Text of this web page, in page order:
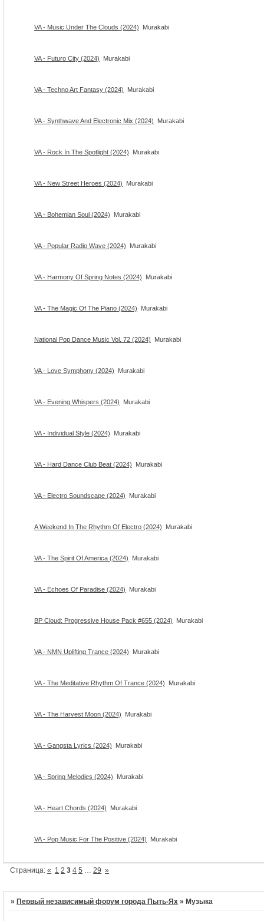
VA - Music Under The Clouds (2024) Murakabi
VA - Futuro City (2024) Murakabi
VA - Techno Art Fantasy (2024) Murakabi
VA - Synthwave And Electronic Mix (2024) Murakabi
VA - Rock In The Spotlight (2024) Murakabi
VA - New Street Heroes (2024) Murakabi
VA - Bohemian Soul (2024) Murakabi
VA - Popular Radio Wave (2024) Murakabi
VA - Harmony Of Spring Notes (2024) Murakabi
VA - The Magic Of The Piano (2024) Murakabi
National Pop Dance Music Vol. 72 (2024) Murakabi
VA - Love Symphony (2024) Murakabi
VA - Evening Whispers (2024) Murakabi
VA - Individual Style (2024) Murakabi
VA - Hard Dance Club Beat (2024) Murakabi
VA - Electro Soundscape (2024) Murakabi
A Weekend In The Rhythm Of Electro (2024) Murakabi
VA - The Spirit Of America (2024) Murakabi
VA - Echoes Of Paradise (2024) Murakabi
BP Cloud: Progressive House Pack #655 (2024) Murakabi
VA - NMN Uplifting Trance (2024) Murakabi
VA - The Meditative Rhythm Of Trance (2024) Murakabi
VA - The Harvest Moon (2024) Murakabi
VA - Gangsta Lyrics (2024) Murakabi
VA - Spring Melodies (2024) Murakabi
VA - Heart Chords (2024) Murakabi
VA - Pop Music For The Positive (2024) Murakabi
Страница:« 1 2 3 4 5 … 29 »
» Первый независимый форум города Пыть-Ях » Музыка